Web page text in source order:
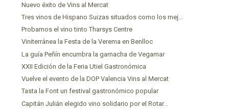
Nuevo éxito de Vins al Mercat
Tres vinos de Hispano Suizas situados como los mej...
Probamos el vino tinto Tharsys Centre
Viniterránea la Festa de la Verema en Benlloc
La guía Peñín encumbra la garnacha de Vegamar
XXII Edición de la Feria Utiel Gastronómica
Vuelve el evento de la DOP Valencia Vins al Mercat
Tasta la Font un festival gastronómico popular
Capitán Julián elegido vino solidario por el Rotar...